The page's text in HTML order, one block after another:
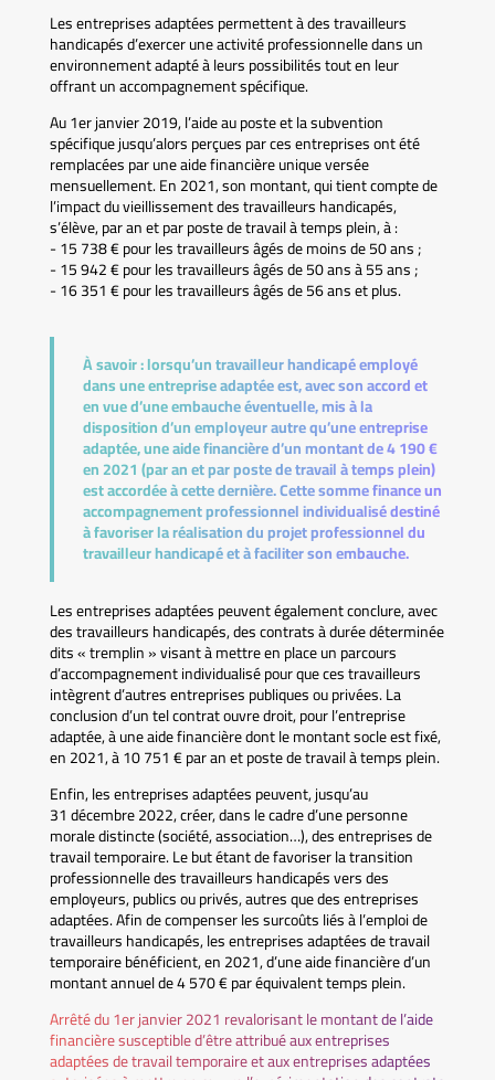
Les entreprises adaptées permettent à des travailleurs
handicapés d’exercer une activité professionnelle dans un
environnement adapté à leurs possibilités tout en leur
offrant un accompagnement spécifique.
Au 1er janvier 2019, l’aide au poste et la subvention
spécifique jusqu’alors perçues par ces entreprises ont été
remplacées par une aide financière unique versée
mensuellement. En 2021, son montant, qui tient compte de
l’impact du vieillissement des travailleurs handicapés,
s’élève, par an et par poste de travail à temps plein, à :
- 15 738 € pour les travailleurs âgés de moins de 50 ans ;
- 15 942 € pour les travailleurs âgés de 50 ans à 55 ans ;
- 16 351 € pour les travailleurs âgés de 56 ans et plus.
À savoir :lorsqu’un travailleur handicapé employé
dans une entreprise adaptée est, avec son accord et
en vue d’une embauche éventuelle, mis à la
disposition d’un employeur autre qu’une entreprise
adaptée, une aide financière d’un montant de 4 190 €
en 2021 (par an et par poste de travail à temps plein)
est accordée à cette dernière. Cette somme finance un
accompagnement professionnel individualisé destiné
à favoriser la réalisation du projet professionnel du
travailleur handicapé et à faciliter son embauche.
Les entreprises adaptées peuvent également conclure, avec
des travailleurs handicapés, des contrats à durée déterminée
dits « tremplin » visant à mettre en place un parcours
d’accompagnement individualisé pour que ces travailleurs
intègrent d’autres entreprises publiques ou privées. La
conclusion d’un tel contrat ouvre droit, pour l’entreprise
adaptée, à une aide financière dont le montant socle est fixé,
en 2021, à 10 751 € par an et poste de travail à temps plein.
Enfin, les entreprises adaptées peuvent, jusqu’au
31 décembre 2022, créer, dans le cadre d’une personne
morale distincte (société, association…), des entreprises de
travail temporaire. Le but étant de favoriser la transition
professionnelle des travailleurs handicapés vers des
employeurs, publics ou privés, autres que des entreprises
adaptées. Afin de compenser les surcoûts liés à l’emploi de
travailleurs handicapés, les entreprises adaptées de travail
temporaire bénéficient, en 2021, d’une aide financière d’un
montant annuel de 4 570 € par équivalent temps plein.
Arrêté du 1er janvier 2021 revalorisant le montant de l’aide
financière susceptible d’être attribué aux entreprises
adaptées de travail temporaire et aux entreprises adaptées